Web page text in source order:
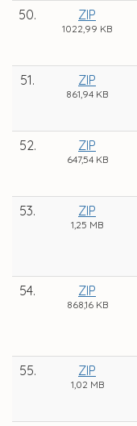
50. ZIP
1022,99 KB
51. ZIP
861,94 KB
52. ZIP
647,54 KB
53. ZIP
1,25 MB
54. ZIP
868,16 KB
55. ZIP
1,02 MB